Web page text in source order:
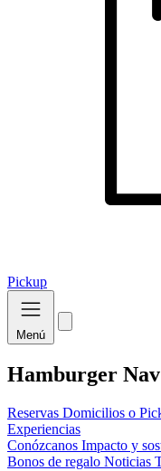
Pickup
Menú
Hamburger Nav
Reservas Domicilios o
Experiencias
Conózcanos Impacto y
Bonos de regalo Noticias